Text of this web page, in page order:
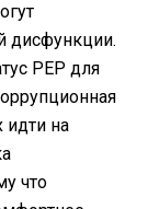
дисфункции.
PEP для
на
что